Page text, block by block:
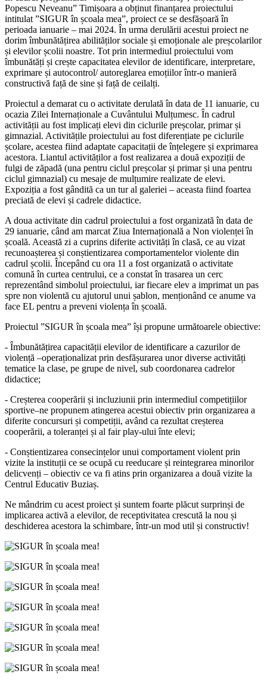
Popescu Neveanuˮ Timișoara a obținut finanțarea proiectului
intitulat ˮSIGUR în școala meaˮ, proiect ce se desfășoară în
perioada ianuarie – mai 2024. În urma derulării acestui proiect ne
dorim îmbunătățirea abilităților sociale și emoționale ale preșcolarilor
și elevilor școlii noastre. Tot prin intermediul proiectului vom
îmbunătăți și crește capacitatea elevilor de identificare, interpretare,
exprimare și autocontrol/ autoreglarea emoțiilor într-o manieră
constructivă față de sine și față de ceilalți.
Proiectul a demarat cu o activitate derulată în data de 11 ianuarie, cu
ocazia Zilei Internaționale a Cuvântului Mulțumesc. În cadrul
activității au fost implicați elevi din ciclurile preșcolar, primar și
gimnazial. Activitățile proiectului au fost diferențiate pe ciclurile
școlare, acestea fiind adaptate capacitații de înțelegere și exprimarea
acestora. Liantul activităților a fost realizarea a două expoziții de
fulgi de zăpadă (una pentru ciclul preșcolar și primar și una pentru
ciclul gimnazial) cu mesaje de mulțumire realizate de elevi.
Expoziția a fost gândită ca un tur al galeriei – aceasta fiind foartea
preciată de elevi și cadrele didactice.
A doua activitate din cadrul proiectului a fost organizată în data de
29 ianuarie, când am marcat Ziua Internațională a Non violenței în
școală. Această zi a cuprins diferite activități în clasă, ce au vizat
recunoașterea și conștientizarea comportamentelor violente din
cadrul școlii. Începând cu ora 11 a fost organizată o activitate
comună în curtea centrului, ce a constat în trasarea un cerc
reprezentând simbolul proiectului, iar fiecare elev a imprimat un pas
spre non violentă cu ajutorul unui șablon, menționând ce anume va
face EL pentru a preveni violența în școală.
Proiectul ”SIGUR în școala mea” își propune următoarele obiective:
- Îmbunătățirea capacității elevilor de identificare a cazurilor de
violență –operaționalizat prin desfășurarea unor diverse activități
tematice la clase, pe grupe de nivel, sub coordonarea cadrelor
didactice;
- Creșterea cooperării și incluziunii prin intermediul competițiilor
sportive–ne propunem atingerea acestui obiectiv prin organizarea a
diferite concursuri și competiții, având ca rezultat creșterea
cooperării, a toleranței și al fair play-ului înte elevi;
- Conștientizarea consecințelor unui comportament violent prin
vizite la instituții ce se ocupă cu reeducare și reintegrarea minorilor
delicvenți – obiectiv ce va fi atins prin organizarea a două vizite la
Centrul Educativ Buziaș.
Ne mândrim cu acest proiect și suntem foarte plăcut surprinși de
implicarea activă a elevilor, de receptivitatea crescută la nou și
deschiderea acestora la schimbare, într-un mod util și constructiv!